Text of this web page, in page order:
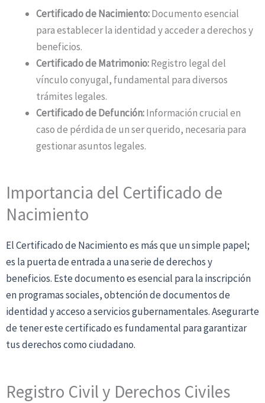
Certificado de Nacimiento:Documento esencial
para establecer la identidad y acceder a derechos y
beneficios.
Certificado de Matrimonio:Registro legal del
vínculo conyugal, fundamental para diversos
trámites legales.
Certificado de Defunción:Información crucial en
caso de pérdida de un ser querido, necesaria para
gestionar asuntos legales.
Importancia del Certificado de
Nacimiento
El Certificado de Nacimiento es más que un simple papel;
es la puerta de entrada a una serie de derechos y
beneficios. Este documento es esencial para la inscripción
en programas sociales, obtención de documentos de
identidad y acceso a servicios gubernamentales. Asegurarte
de tener este certificado es fundamental para garantizar
tus derechos como ciudadano.
Registro Civil y Derechos Civiles